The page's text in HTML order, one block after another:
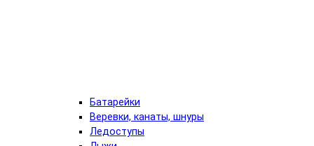
Батарейки
Веревки, канаты, шнуры
Ледоступы